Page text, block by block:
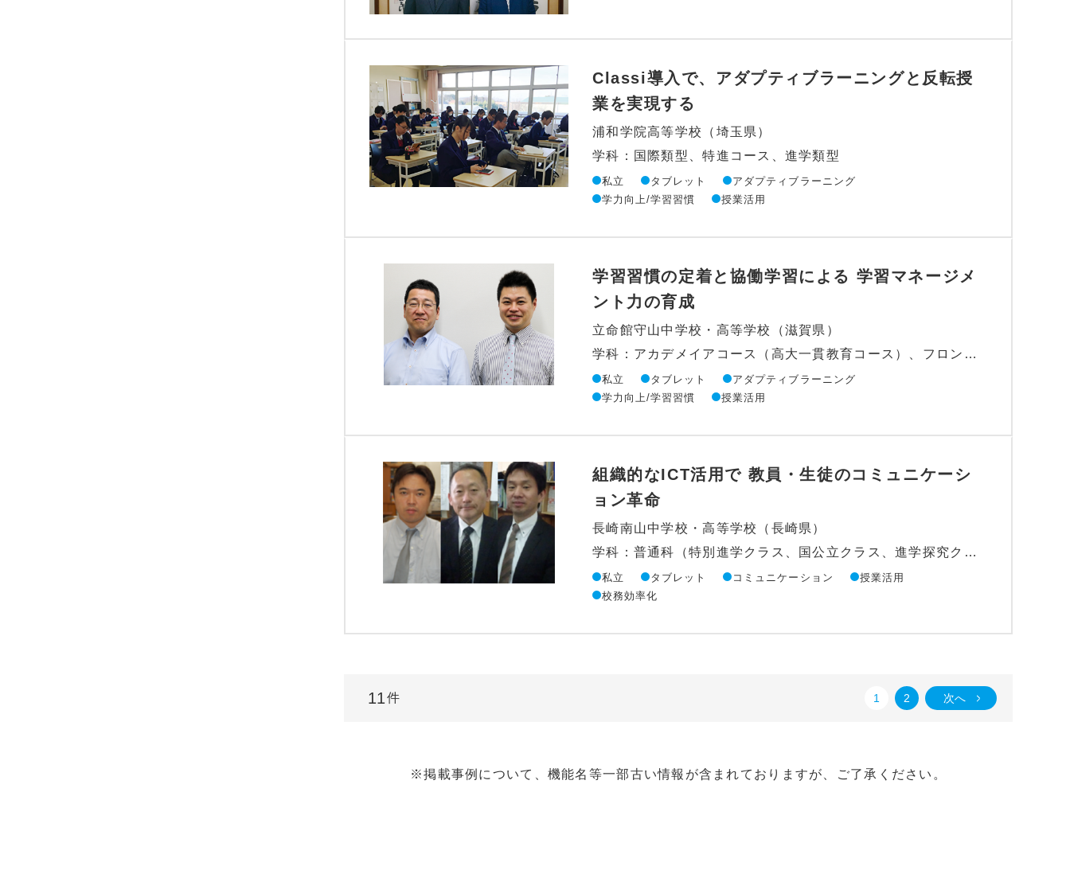
Classi導入で、アダプティブラーニングと反転授
業を実現する
浦和学院高等学校（埼玉県）
学科：国際類型、特進コース、進学類型
私立 タブレット
アダプティブラーニング
学力向上/学習習慣
授業活用
学習習慣の定着と協働学習による 学習マネージメ
ント力の育成
立命館守山中学校・高等学校（滋賀県）
学科：アカデメイアコース（高大一貫教育コース）、フロンティアサイエンスコース（医学系・理科系進学コース）
私立 タブレット
アダプティブラーニング
学力向上/学習習慣
授業活用
組織的なICT活用で 教員・生徒のコミュニケーシ
ョン革命
長崎南山中学校・高等学校（長崎県）
学科：普通科（特別進学クラス、国公立クラス、進学探究クラス）
私立 タブレット コミュニケーション
授業活用
校務効率化
11件 1 2 次へ
※掲載事例について、機能名等一部古い情報が含まれておりますが、ご了承ください。